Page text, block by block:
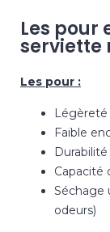
Les pour
serviette
Les pour :
Légèreté
Faible
Durabilité
Capacité
Séchage
odeurs)